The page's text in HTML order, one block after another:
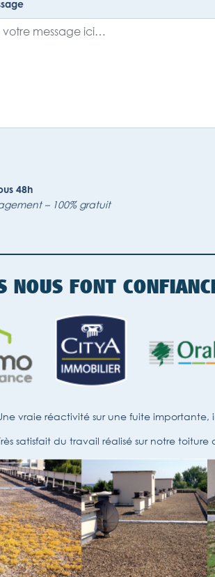
48h
– 100% gratuit
NOUS FONT
“Une vraie réactivité sur une fuite
“Très satisfait du travail réalisé sur notre